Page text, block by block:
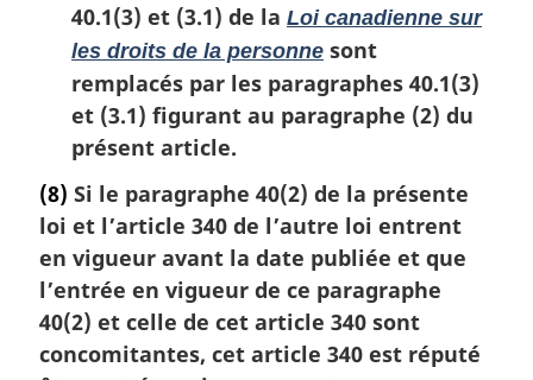
40.1(3) et (3.1) de la Loi canadienne sur
les droits de la personne sont
remplacés par les paragraphes 40.1(3)
et (3.1) figurant au paragraphe (2) du
présent article.
(8) Si le paragraphe 40(2) de la présente
loi et l’article 340 de l’autre loi entrent
en vigueur avant la date publiée et que
l’entrée en vigueur de ce paragraphe
40(2) et celle de cet article 340 sont
concomitantes, cet article 340 est réputé